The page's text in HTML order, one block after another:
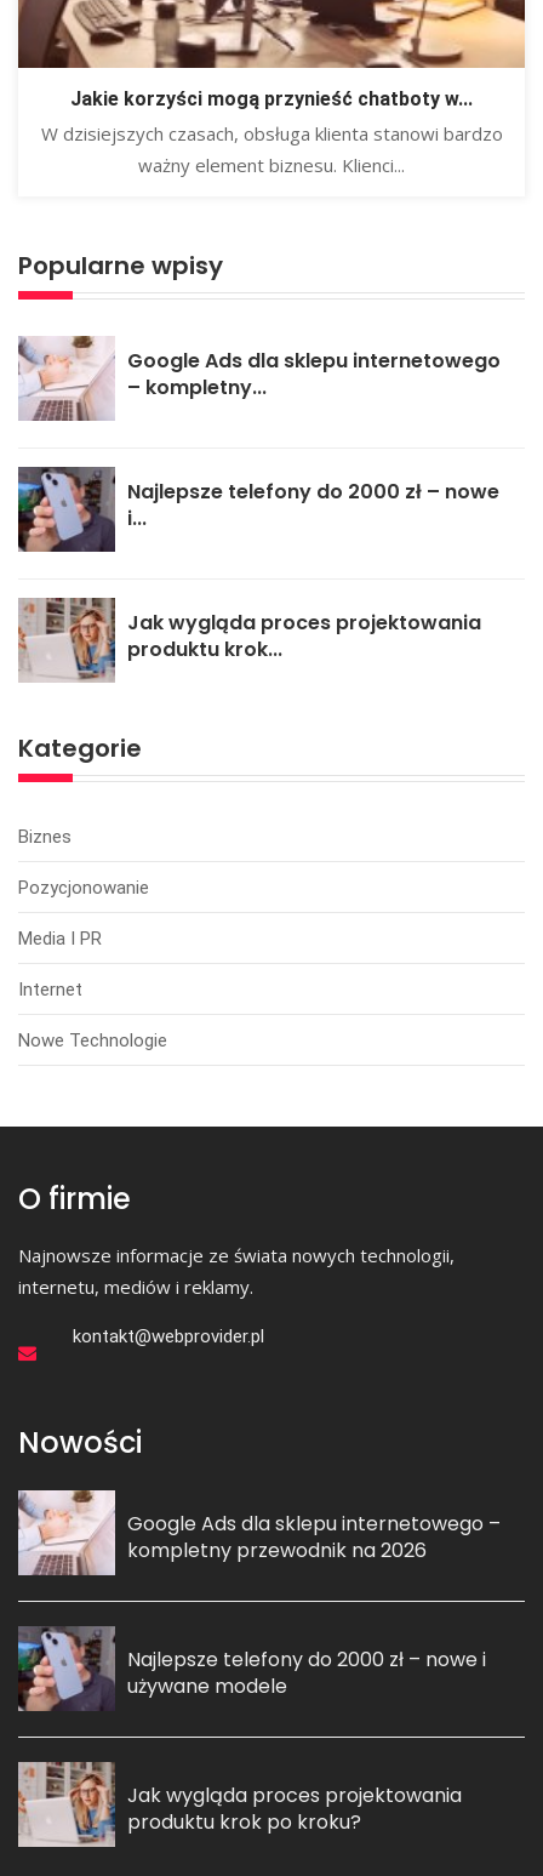
Jakie korzyści mogą przynieść chatboty w...
​W dzisiejszych czasach, obsługa klienta stanowi bardzo
ważny element biznesu. Klienci...
Popularne wpisy
Google Ads dla sklepu internetowego
– kompletny...
Najlepsze telefony do 2000 zł – nowe
i...
Jak wygląda proces projektowania
produktu krok...
Kategorie
Biznes
Pozycjonowanie
Media I PR
Internet
Nowe Technologie
O firmie
Najnowsze informacje ze świata nowych technologii,
internetu, mediów i reklamy.
kontakt@webprovider.pl
Nowości
Google Ads dla sklepu internetowego –
kompletny przewodnik na 2026
Najlepsze telefony do 2000 zł – nowe i
używane modele
Jak wygląda proces projektowania
produktu krok po kroku?